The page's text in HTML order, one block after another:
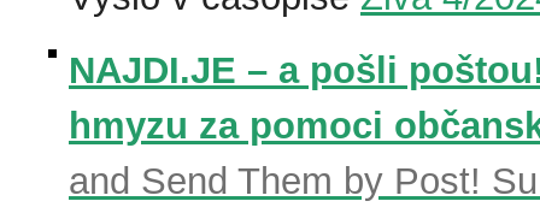
NAJDI.JE – a pošli
hmyzu za pomoci
and Send Them by Post!